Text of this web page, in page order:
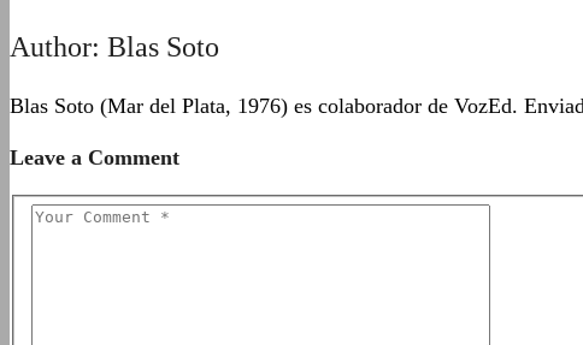
Author: Blas Soto
Blas Soto (Mar del Plata, 1976) es colaborador de VozEd.
Leave a Comment